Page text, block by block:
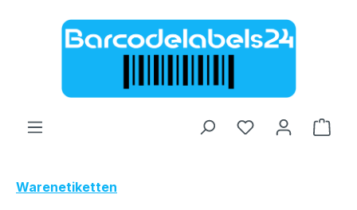
Zum Hauptinhalt springen
Warenetiketten